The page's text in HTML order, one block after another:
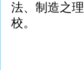
法、制造之
校。